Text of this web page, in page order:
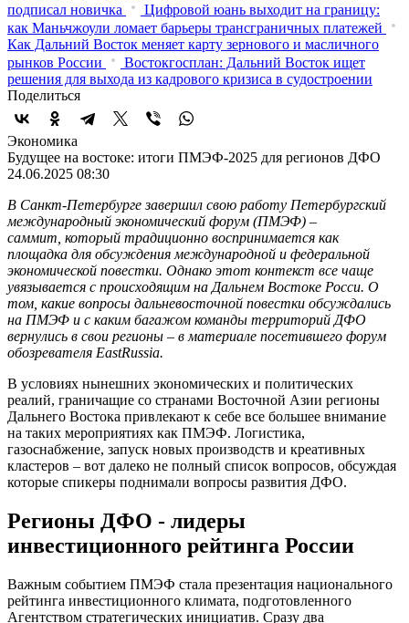
подписал новичка
Цифровой юань выходит на границу:
как Маньчжоули ломает барьеры трансграничных платежей
Как Дальний Восток меняет карту зернового и масличного
рынков России
Востокгосплан: Дальний Восток ищет
решения для выхода из кадрового кризиса в судостроении
Поделиться
Экономика
Будущее на востоке: итоги ПМЭФ-2025 для регионов ДФО
24.06.2025 08:30
В Санкт-Петербурге завершил свою работу Петербургский
международный экономический форум (ПМЭФ) –
саммит, который традиционно воспринимается как
площадка для обсуждения международной и федеральной
экономической повестки. Однако этот контекст все чаще
увязывается с происходящим на Дальнем Востоке Росси. О
том, какие вопросы дальневосточной повестки обсуждались
на ПМЭФ и с каким багажом команды территорий ДФО
вернулись в свои регионы – в материале посетившего форум
обозревателя EastRussia.
В условиях нынешних экономических и политических
реалий, граничащие со странами Восточной Азии регионы
Дальнего Востока привлекают к себе все большее внимание
на таких мероприятиях как ПМЭФ. Логистика,
газоснабжение, запуск новых производств и креативных
кластеров ­– вот далеко не полный список вопросов, обсуждая
которые спикеры поднимали вопросы развития ДФО.
Регионы ДФО ­- лидеры
инвестиционного рейтинга России
Важным событием ПМЭФ стала презентация национального
рейтинга инвестиционного климата, подготовленного
Агентством стратегических инициатив. Сразу два